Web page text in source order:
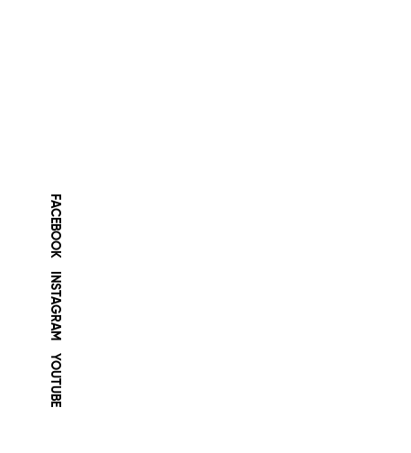
FACEBOOK
INSTAGRAM
YOUTUBE